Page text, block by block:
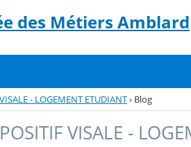
des Métiers Amblard
- LOGEMENT ETUDIANT› Blog
VISALE -